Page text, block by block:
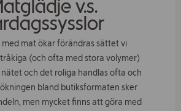
v.s.
mat ökar förändras sättet vi
(och ofta med stora volymer)
och det roliga handlas ofta och
bland butiksformaten sker
men mycket finns att göra med